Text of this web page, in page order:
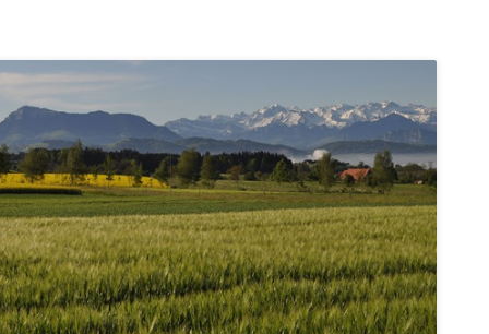
elterliche Sorge
Sprengstoffe und Pyrotechnik